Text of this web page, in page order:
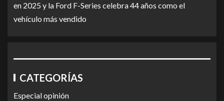
en 2025 y la Ford F-Series celebra 44 años como el
vehículo más vendido
CATEGORÍAS
Especial opinión